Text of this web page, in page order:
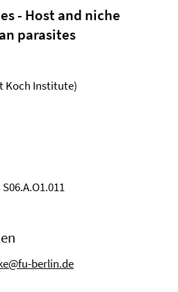
- Host and niche
parasites
Koch Institute)
berlin.de